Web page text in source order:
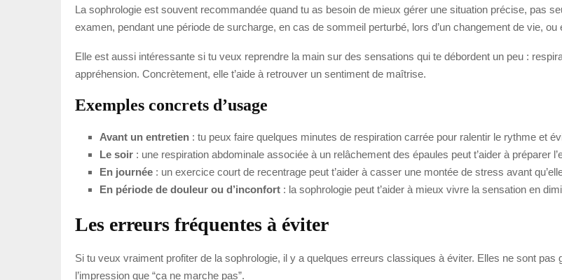
La sophrologie est souvent recommandée quand tu as besoin de mieux gérer une situation précise, pas
examen, pendant une période de surcharge, en cas de sommeil perturbé, lors d’un changement de vie,
Elle est aussi intéressante si tu veux reprendre la main sur des sensations qui te débordent un peu :
appréhension. Concrètement, elle t’aide à retrouver un sentiment de maîtrise.
Exemples concrets d’usage
Avant un entretien : tu peux faire quelques minutes de respiration carrée pour ralentir le rythme et
Le soir : une respiration abdominale associée à un relâchement des épaules peut t’aider à préparer
En journée : un exercice court de recentrage peut t’aider à casser une montée de stress avant
En période de douleur ou d’inconfort : la sophrologie peut t’aider à mieux vivre la sensation en
Les erreurs fréquentes à éviter
Si tu veux vraiment profiter de la sophrologie, il y a quelques erreurs classiques à éviter. Elles ne sont
l’impression que “ça ne marche pas”.